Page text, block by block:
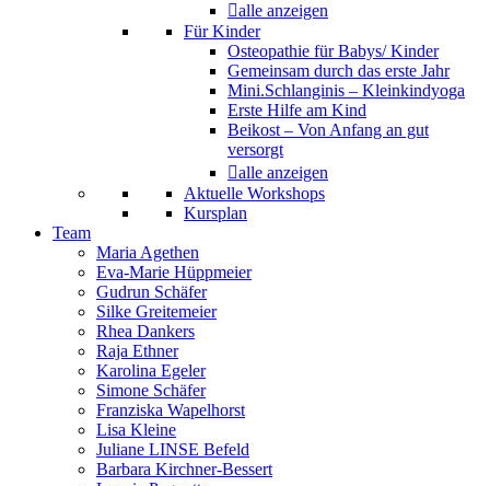
alle anzeigen
Für Kinder
Osteopathie für Babys/ Kinder
Gemeinsam durch das erste Jahr
Mini.Schlanginis – Kleinkindyoga
Erste Hilfe am Kind
Beikost – Von Anfang an gut
versorgt
alle anzeigen
Aktuelle Workshops
Kursplan
Team
Maria Agethen
Eva-Marie Hüppmeier
Gudrun Schäfer
Silke Greitemeier
Rhea Dankers
Raja Ethner
Karolina Egeler
Simone Schäfer
Franziska Wapelhorst
Lisa Kleine
Juliane LINSE Befeld
Barbara Kirchner-Bessert